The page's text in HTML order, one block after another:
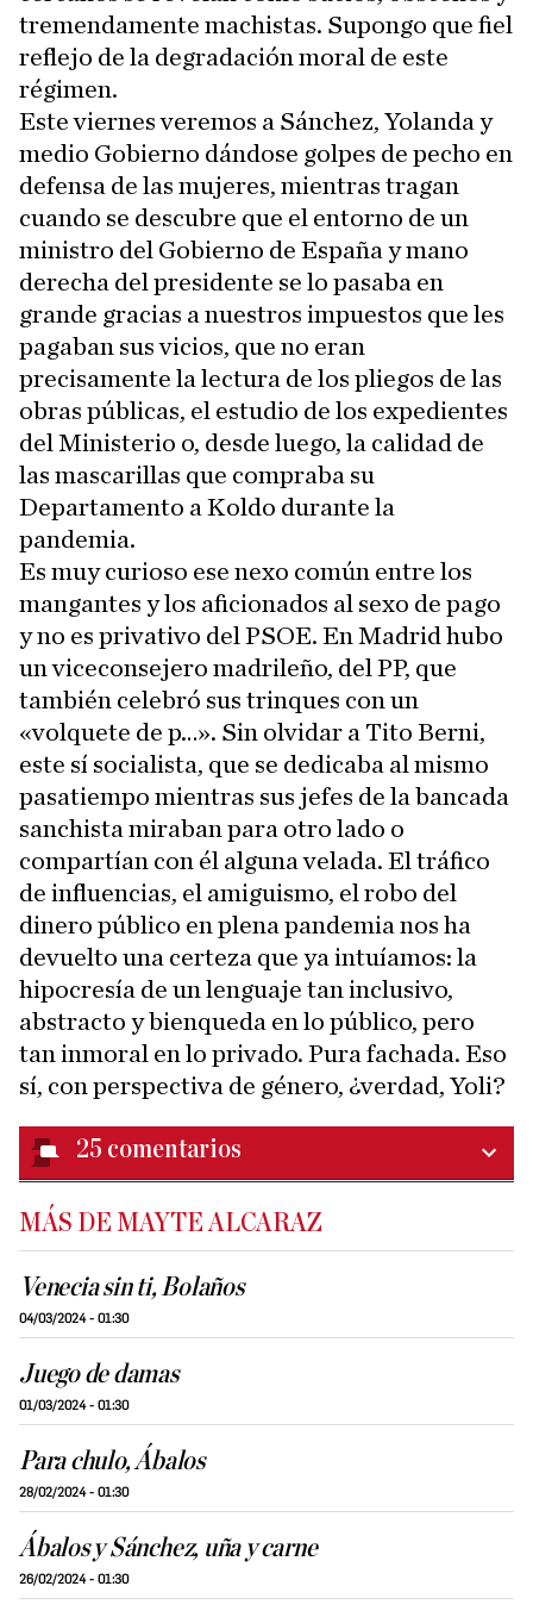
tremendamente machistas. Supongo que fiel
reflejo de la degradación moral de este
régimen.
Este viernes veremos a Sánchez, Yolanda y
medio Gobierno dándose golpes de pecho en
defensa de las mujeres, mientras tragan
cuando se descubre que el entorno de un
ministro del Gobierno de España y mano
derecha del presidente se lo pasaba en
grande gracias a nuestros impuestos que les
pagaban sus vicios, que no eran
precisamente la lectura de los pliegos de las
obras públicas, el estudio de los expedientes
del Ministerio o, desde luego, la calidad de
las mascarillas que compraba su
Departamento a Koldo durante la
pandemia.
Es muy curioso ese nexo común entre los
mangantes y los aficionados al sexo de pago
y no es privativo del PSOE. En Madrid hubo
un viceconsejero madrileño, del PP, que
también celebró sus trinques con un
«volquete de p…». Sin olvidar a Tito Berni,
este sí socialista, que se dedicaba al mismo
pasatiempo mientras sus jefes de la bancada
sanchista miraban para otro lado o
compartían con él alguna velada. El tráfico
de influencias, el amiguismo, el robo del
dinero público en plena pandemia nos ha
devuelto una certeza que ya intuíamos: la
hipocresía de un lenguaje tan inclusivo,
abstracto y bienqueda en lo público, pero
tan inmoral en lo privado. Pura fachada. Eso
sí, con perspectiva de género, ¿verdad, Yoli?
25 comentarios
MÁS DE MAYTE ALCARAZ
Venecia sin ti, Bolaños
04/03/2024 - 01:30
Juego de damas
01/03/2024 - 01:30
Para chulo, Ábalos
28/02/2024 - 01:30
Ábalos y Sánchez, uña y carne
26/02/2024 - 01:30